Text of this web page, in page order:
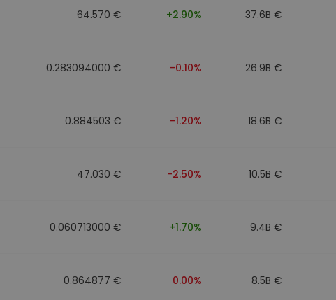
64.570 € +2.90% 37.6B €
0.283094000 € -0.10% 26.9B €
0.884503 € -1.20% 18.6B €
47.030 € -2.50% 10.5B €
0.060713000 € +1.70% 9.4B €
0.864877 € 0.00% 8.5B €